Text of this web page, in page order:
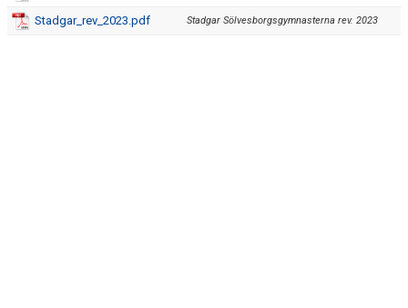
Stadgar_rev_2023.pdf Stadgar Sölvesborgsgymnasterna rev. 2023